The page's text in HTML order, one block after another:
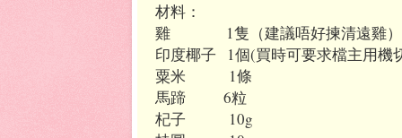
材料：
雞
1隻（建議唔好揀清遠雞）
印度椰子
1個(買時可要求檔主用機
粟米
1條
馬蹄
6粒
杞子
10g